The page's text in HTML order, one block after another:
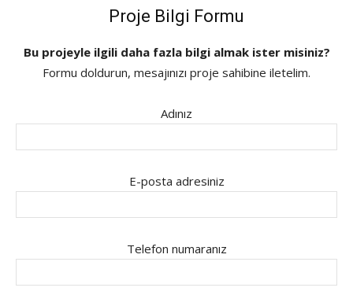
Proje Bilgi Formu
Bu projeyle ilgili daha fazla bilgi almak ister misiniz?
Formu doldurun, mesajınızı proje sahibine iletelim.
Adınız
E-posta adresiniz
Telefon numaranız